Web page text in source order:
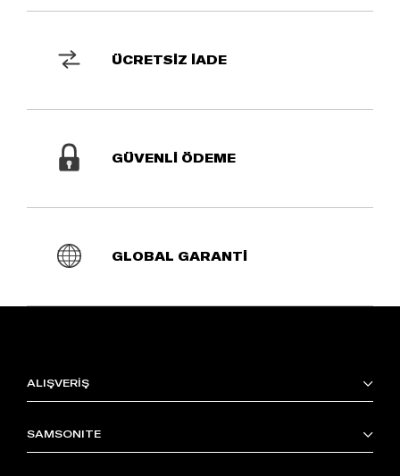
ÜCRETSİZ İADE
GÜVENLİ ÖDEME
GLOBAL GARANTİ
ALIŞVERİŞ
SAMSONITE